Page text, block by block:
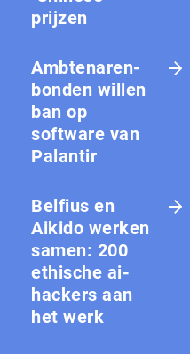
prijzen
Amb­te­na­ren­
bon­den willen
ban op
software van
Palantir
Belfius en
Aikido werken
samen: 200
ethische ai-
hackers aan
het werk